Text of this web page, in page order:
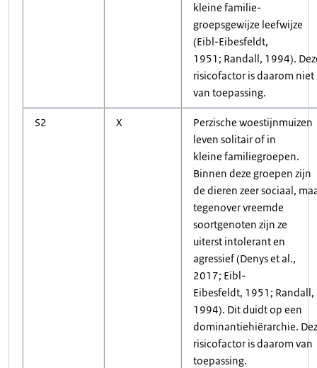
kleine familie-
groepsgewijze leefwijze
(Eibl-Eibesfeldt,
1951; Randall, 1994).
risicofactor is daarom niet
van toepassing.
S2 X
Perzische woestijnmuizen
leven solitair of in
kleine familiegroepen.
Binnen deze groepen zijn
de dieren zeer sociaal,
tegenover vreemde
soortgenoten zijn ze
uiterst intolerant en
agressief (Denys et al.,
2017; Eibl-
Eibesfeldt, 1951; Randall,
1994). Dit duidt op een
dominantiehiërarchie.
risicofactor is daarom van
toepassing.